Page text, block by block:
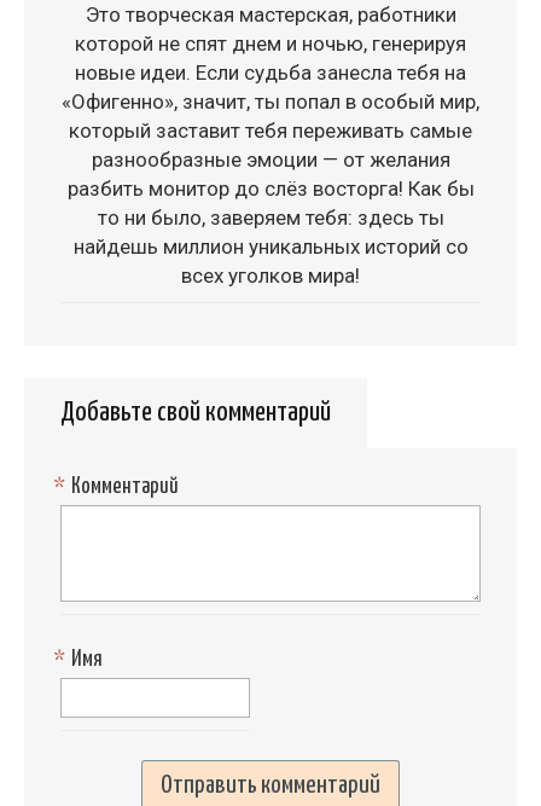
Это творческая мастерская, работники
которой не спят днем и ночью, генерируя
новые идеи. Если судьба занесла тебя на
«Офигенно», значит, ты попал в особый мир,
который заставит тебя переживать самые
разнообразные эмоции — от желания
разбить монитор до слёз восторга! Как бы
то ни было, заверяем тебя: здесь ты
найдешь миллион уникальных историй со
всех уголков мира!
Добавьте свой комментарий
Комментарий
*
Имя
*